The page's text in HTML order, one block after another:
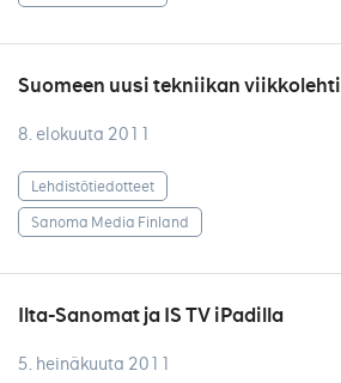
Suomeen uusi tekniikan viikkolehti
8. elokuuta 2011
Lehdistötiedotteet
Sanoma Media Finland
Ilta-Sanomat ja IS TV iPadilla
5. heinäkuuta 2011